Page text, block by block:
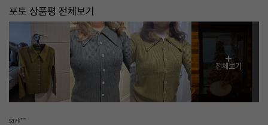
포토 상품평 전체보기
+
전체보기
sayk***